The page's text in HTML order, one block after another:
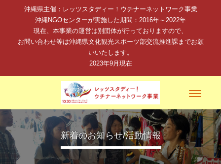
沖縄県主催：レッツスタディー！ウチナーネットワーク事業
沖縄NGOセンターが実施した期間：2016年～2022年
現在、本事業の運営は別団体が行っておりますので、
お問い合わせ等は沖縄県文化観光スポーツ部交流推進課までお願
いいたします。
2023年9月現在
Toggle
新着のお知らせ/活動情報